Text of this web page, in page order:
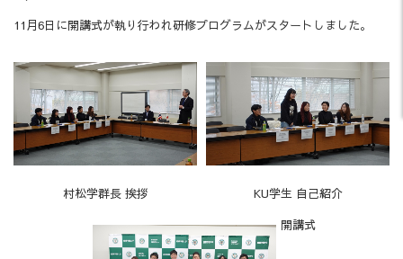
11月6日に開講式が執り行われ研修プログラムがスタートしました。
村松学群長 挨拶 KU学生 自己紹介
開講式